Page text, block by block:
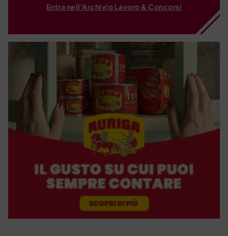
Entra nell'Archivio Lavoro & Concorsi